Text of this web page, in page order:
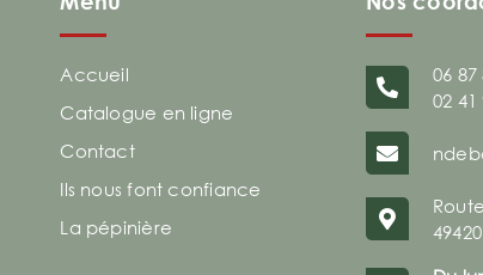
Accueil
Catalogue en ligne
Contact
Ils nous font confiance
La pépinière
06 87
02 41